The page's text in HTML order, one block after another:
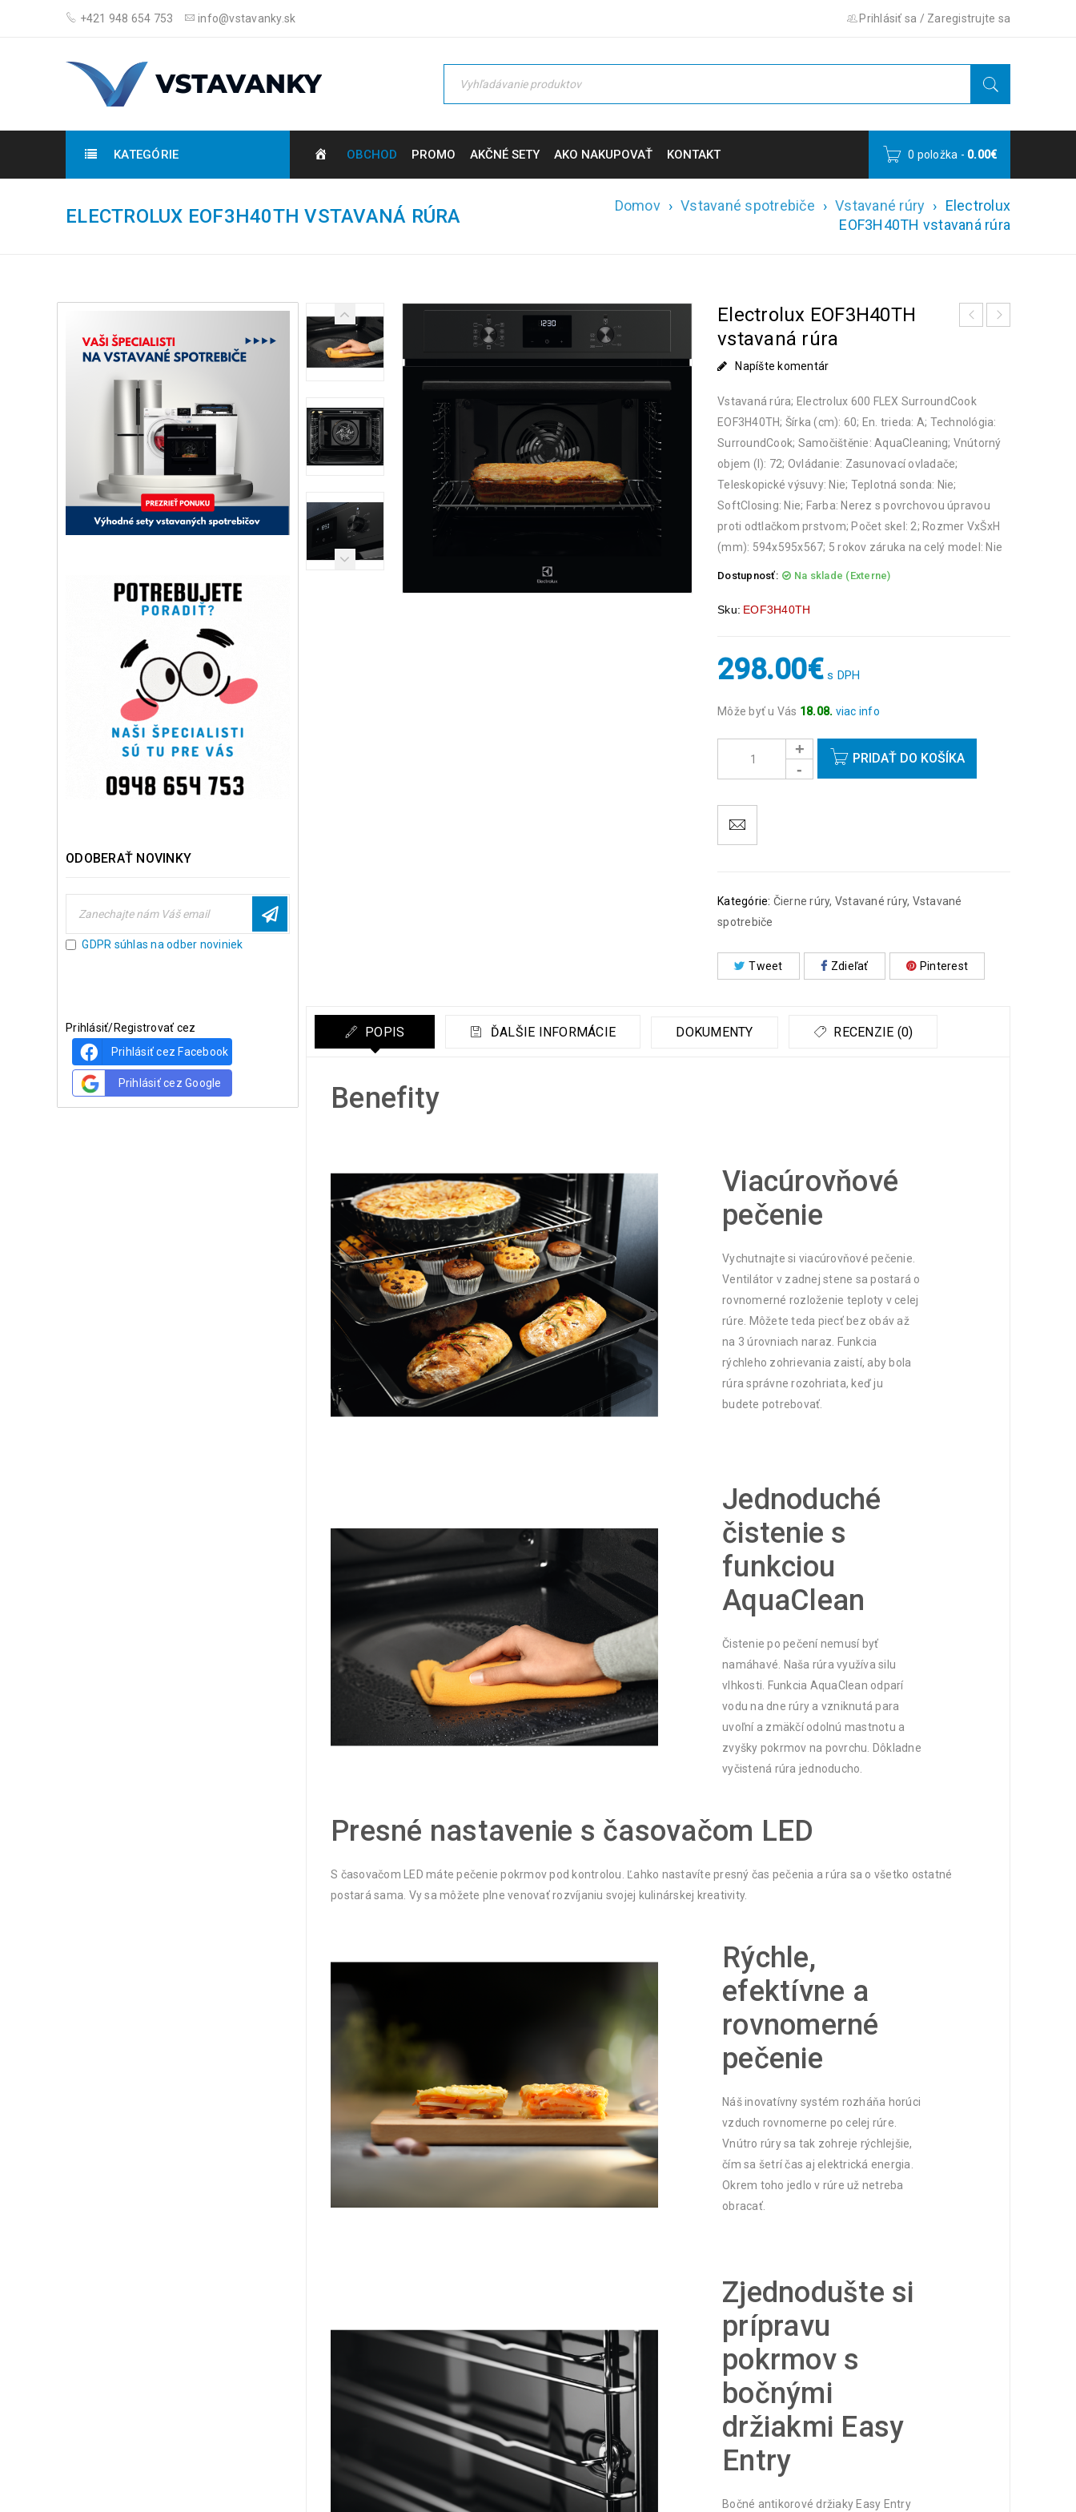
+421 948 654 753 info@vstavanky.sk Prihlásiť sa / Zaregistrujte sa
KATEGÓRIE OBCHOD PROMO AKČNÉ SETY AKO NAKUPOVAŤ KONTAKT 0 položka - 0.00€
ELECTROLUX EOF3H40TH VSTAVANÁ RÚRA Domov › Vstavané spotrebiče › Vstavané rúry › Electrolux
EOF3H40TH vstavaná rúra
ODOBERAŤ NOVINKY
GDPR súhlas na odber noviniek
Prihlásiť/Registrovať cez
Prihlásiť cez Facebook
Prihlásiť cez Google
Electrolux EOF3H40TH
vstavaná rúra
Napíšte komentár
Vstavaná rúra; Electrolux 600 FLEX SurroundCook
EOF3H40TH; Šírka (cm): 60; En. trieda: A; Technológia:
SurroundCook; Samočištěnie: AquaCleaning; Vnútorný
objem (l): 72; Ovládanie: Zasunovací ovladače;
Teleskopické výsuvy: Nie; Teplotná sonda: Nie;
SoftClosing: Nie; Farba: Nerez s povrchovou úpravou
proti odtlačkom prstvom; Počet skel: 2; Rozmer VxŠxH
(mm): 594x595x567; 5 rokov záruka na celý model: Nie
Dostupnosť: Na sklade (Externe)
Sku: EOF3H40TH
298.00€ s DPH
Môže byť u Vás 18.08. viac info
istý deň okrem víkendov a sviatkov.PRIDAŤ DO KOŠÍKA
Kategórie: Čierne rúry, Vstavané rúry, Vstavané
spotrebiče
Tweet Zdieľať Pinterest
POPIS ĎALŠIE INFORMÁCIE DOKUMENTY RECENZIE (0)
Benefity
Viacúrovňové
pečenie
Vychutnajte si viacúrovňové pečenie.
Ventilátor v zadnej stene sa postará o
rovnomerné rozloženie teploty v celej
rúre. Môžete teda piecť bez obáv až
na 3 úrovniach naraz. Funkcia
rýchleho zohrievania zaistí, aby bola
rúra správne rozohriata, keď ju
budete potrebovať.
Jednoduché
čistenie s
funkciou
AquaClean
Čistenie po pečení nemusí byť
namáhavé. Naša rúra využíva silu
vlhkosti. Funkcia AquaClean odparí
vodu na dne rúry a vzniknutá para
uvoľní a zmäkčí odolnú mastnotu a
zvyšky pokrmov na povrchu. Dôkladne
vyčistená rúra jednoducho.
Presné nastavenie s časovačom LED
S časovačom LED máte pečenie pokrmov pod kontrolou. Ľahko nastavíte presný čas pečenia a rúra sa o všetko ostatné
postará sama. Vy sa môžete plne venovať rozvíjaniu svojej kulinárskej kreativity.
Rýchle,
efektívne a
rovnomerné
pečenie
Náš inovatívny systém rozháňa horúci
vzduch rovnomerne po celej rúre.
Vnútro rúry sa tak zohreje rýchlejšie,
čím sa šetrí čas aj elektrická energia.
Okrem toho jedlo v rúre už netreba
obracať.
Zjednodušte si
prípravu
pokrmov s
bočnými
držiakmi Easy
Entry
Bočné antikorové držiaky Easy Entry